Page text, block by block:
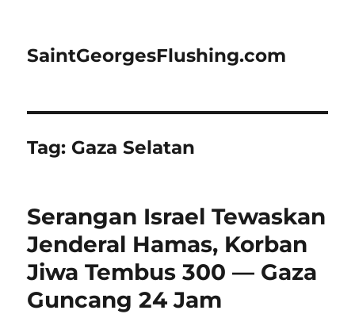
SaintGeorgesFlushing.com
Tag: Gaza Selatan
Serangan Israel Tewaskan
Jenderal Hamas, Korban
Jiwa Tembus 300 — Gaza
Guncang 24 Jam